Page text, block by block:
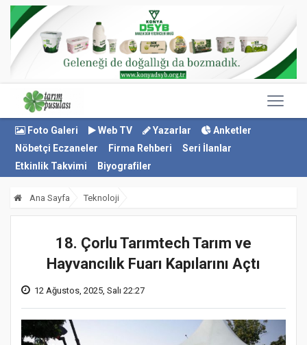
Foto Galeri Web TV Yazarlar
Anketler
Nöbetçi Eczaneler
Firma Rehberi
Seri İlanlar
Etkinlik Takvimi
Biyografiler
Ana Sayfa Teknoloji
18. Çorlu Tarımtech Tarım ve
Hayvancılık Fuarı Kapılarını Açtı
12 Ağustos, 2025, Salı 22:27